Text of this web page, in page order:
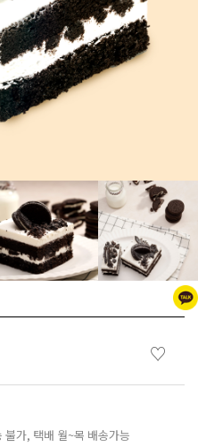
♡
불가, 택배 월~목 배송가능